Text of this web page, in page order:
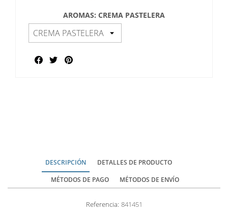
AROMAS: CREMA PASTELERA
Compartir
DESCRIPCIÓN
DETALLES DE PRODUCTO
MÉTODOS DE PAGO
MÉTODOS DE ENVÍO
Referencia: 841451